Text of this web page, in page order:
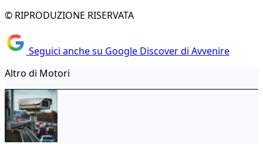
© RIPRODUZIONE RISERVATA
Seguici anche su Google Discover di Avvenire
Altro di Motori